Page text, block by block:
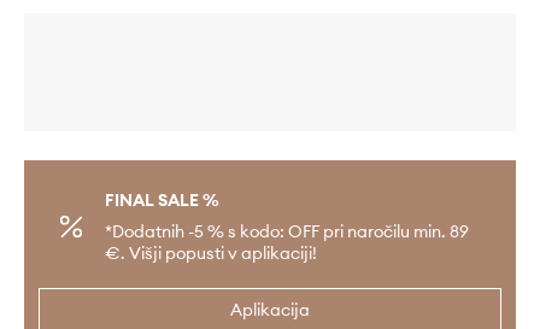
FINAL SALE %
*Dodatnih -5 % s kodo: OFF pri naročilu min. 89
€. Višji popusti v aplikaciji!
Aplikacija